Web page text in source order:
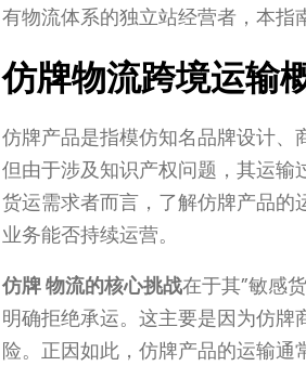
有物流体系的独立站经营者，本指
仿牌物流跨境运输
仿牌产品是指模仿知名品牌设计、
但由于涉及知识产权问题，其运
货运需求者而言，了解仿牌产品的
业务能否持续运营。
仿牌 物流的核心挑战在于其”敏感
明确拒绝承运。这主要是因为仿
险。正因如此，仿牌产品的运输通